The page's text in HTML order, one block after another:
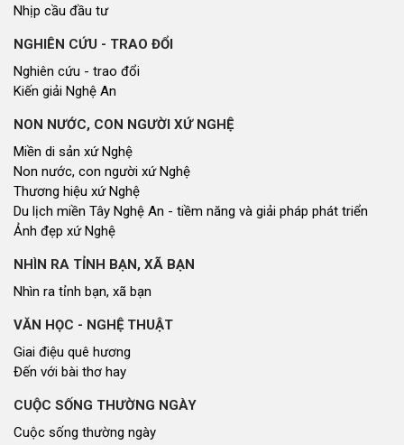
Nhịp cầu đầu tư
NGHIÊN CỨU - TRAO ĐỔI
Nghiên cứu - trao đổi
Kiến giải Nghệ An
NON NƯỚC, CON NGƯỜI XỨ NGHỆ
Miền di sản xứ Nghệ
Non nước, con người xứ Nghệ
Thương hiệu xứ Nghệ
Du lịch miền Tây Nghệ An - tiềm năng và giải pháp phát triển
Ảnh đẹp xứ Nghệ
NHÌN RA TỈNH BẠN, XÃ BẠN
Nhìn ra tỉnh bạn, xã bạn
VĂN HỌC - NGHỆ THUẬT
Giai điệu quê hương
Đến với bài thơ hay
CUỘC SỐNG THƯỜNG NGÀY
Cuộc sống thường ngày